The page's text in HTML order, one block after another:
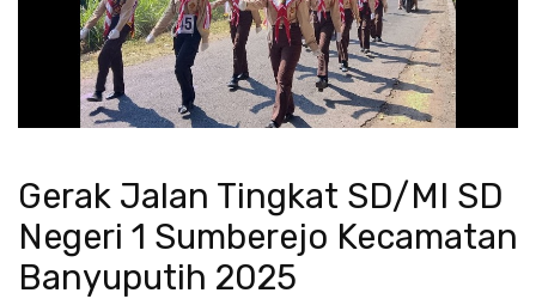
Gerak Jalan Tingkat SD/MI SD
Negeri 1 Sumberejo Kecamatan
Banyuputih 2025